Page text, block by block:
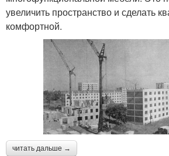
увеличить пространство и сделать
комфортной.
читать дальше →